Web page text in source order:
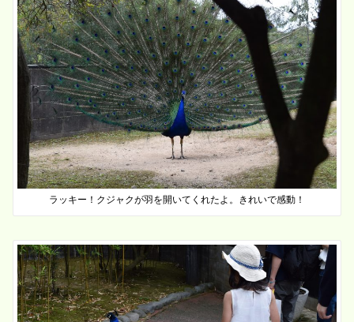
ラッキー！クジャクが羽を開いてくれたよ。きれいで感動！